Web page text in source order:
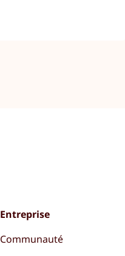
Entreprise
Communauté